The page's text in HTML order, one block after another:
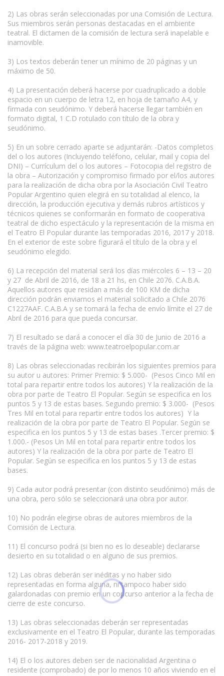
2) Las obras serán seleccionadas por una Comisión de Lectura.
Sus miembros serán personas destacadas en el ambiente
teatral. El dictamen de la comisión de lectura será inapelable e
inamovible.
3) Los textos deberán tener un mínimo de 20 páginas y un
máximo de 50.
4) La presentación deberá hacerse por cuadruplicado a doble
espacio en un cuerpo de letra 12, en hoja de tamaño A4, y
firmada con seudónimo. Y deberá hacerse llegar también en
formato digital, 1 C.D rotulado con título de la obra y
seudónimo.
5) En un sobre cerrado aparte se adjuntarán: -Datos completos
del o los autores (Incluyendo teléfono, celular, mail y copia del
DNI) – Currículum del o los autores – Fotocopia del registro de
la obra – Autorización y compromiso firmado por el/los autores
para la realización de dicha obra por la Asociación Civil Teatro
Popular Argentino quien elegirá en su totalidad al elenco, la
dirección, la producción ejecutiva y demás rubros artísticos y
técnicos quienes se conformarán en formato de cooperativa
teatral de dicho espectáculo y la representación de la misma en
el Teatro El Popular durante las temporadas 2016, 2017 y 2018.
En el exterior de este sobre figurará el título de la obra y el
seudónimo elegido.
6) La recepción del material será los días miércoles 6 – 13 – 20
y 27 de Abril de 2016, de 18 a 21 hs, en Chile 2076. C.A.B.A.
Aquellos autores que residan a más de 100 KM de dicha
dirección podrán enviarnos el material solicitado a Chile 2076
C1227AAF. C.A.B.A y se tomará la fecha de envío límite el 27 de
Abril de 2016 para que pueda concursar.
7) El resultado se dará a conocer el día 30 de Junio de 2016 a
través de la página web: www.teatroelpopular.com.ar
8) Las obras seleccionadas recibirán los siguientes premios para
su autor u autores: Primer Premio: $ 5.000- (Pesos Cinco Mil en
total para repartir entre todos los autores) Y la realización de la
obra por parte de Teatro El Popular. Según se especifica en los
puntos 5 y 13 de estas bases. Segundo premio: $ 3.000- (Pesos
Tres Mil en total para repartir entre todos los autores) Y la
realización de la obra por parte de Teatro El Popular. Según se
especifica en los puntos 5 y 13 de estas bases .Tercer premio: $
1.000.- (Pesos Un Mil en total para repartir entre todos los
autores) Y la realización de la obra por parte de Teatro El
Popular. Según se especifica en los puntos 5 y 13 de estas
bases.
9) Cada autor podrá presentar (con distinto seudónimo) más de
una obra, pero sólo se seleccionará una obra por autor.
10) No podrán elegirse obras de autores miembros de la
Comisión de Lectura.
11) El concurso podrá (si bien no es lo deseable) declararse
desierto en su totalidad o en alguno de sus premios.
12) Las obras deberán ser inéditas y no haber sido
representadas en forma alguna, ni tampoco haber sido
galardonadas con premio en un concurso anterior a la fecha de
cierre de este concurso.
13) Las obras seleccionadas deberán ser representadas
exclusivamente en el Teatro El Popular, durante las temporadas
2016- 2017-2018 y 2019.
14) El o los autores deben ser de nacionalidad Argentina o
residente (comprobado) de por lo menos 10 años viviendo en el